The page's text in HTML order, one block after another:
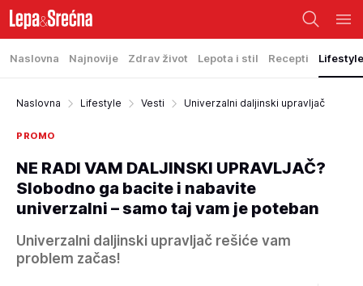
Naslovna Najnovije Zdrav život Lepota i stil Recepti Lifestyle
Naslovna Lifestyle Vesti Univerzalni daljinski upravljač
PROMO
NE RADI VAM DALJINSKI UPRAVLJAČ?
Slobodno ga bacite i nabavite
univerzalni – samo taj vam je poteban
Univerzalni daljinski upravljač rešiće vam
problem začas!